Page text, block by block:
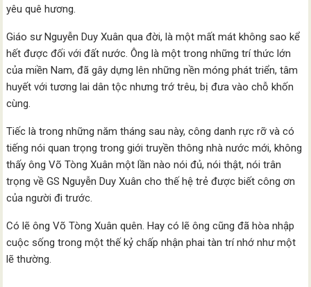
yêu quê hương.
Giáo sư Nguyễn Duy Xuân qua đời, là một mất mát không sao kể
hết được đối với đất nước. Ông là một trong những trí thức lớn
của miền Nam, đã gây dựng lên những nền móng phát triển, tâm
huyết với tương lai dân tộc nhưng trớ trêu, bị đưa vào chỗ khốn
cùng.
Tiếc là trong những năm tháng sau này, công danh rực rỡ và có
tiếng nói quan trọng trong giới truyền thông nhà nước mới, không
thấy ông Võ Tòng Xuân một lần nào nói đủ, nói thật, nói trân
trọng về GS Nguyễn Duy Xuân cho thế hệ trẻ được biết công ơn
của người đi trước.
Có lẽ ông Võ Tòng Xuân quên. Hay có lẽ ông cũng đã hòa nhập
cuộc sống trong một thế kỷ chấp nhận phai tàn trí nhớ như một
lẽ thường.